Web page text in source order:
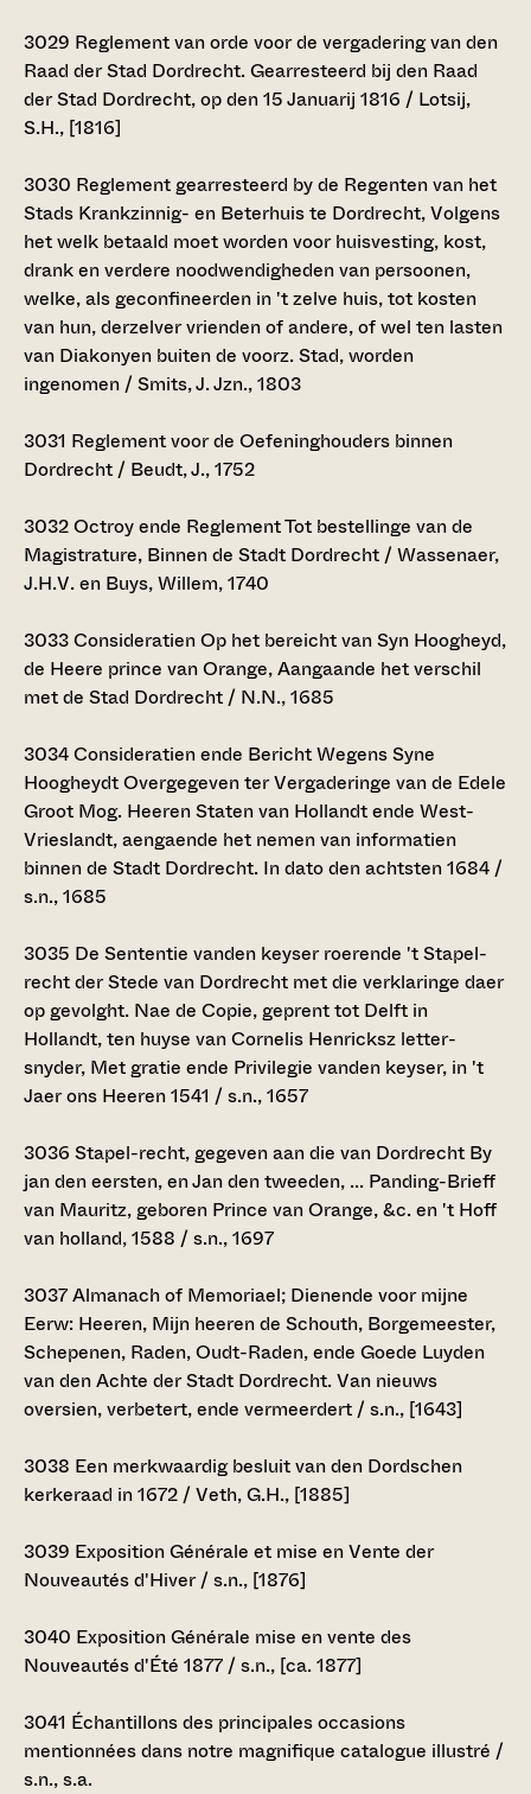
3029 Reglement van orde voor de vergadering van den
Raad der Stad Dordrecht. Gearresteerd bij den Raad
der Stad Dordrecht, op den 15 Januarij 1816 / Lotsij,
S.H., [1816]
3030 Reglement gearresteerd by de Regenten van het
Stads Krankzinnig- en Beterhuis te Dordrecht, Volgens
het welk betaald moet worden voor huisvesting, kost,
drank en verdere noodwendigheden van persoonen,
welke, als geconfineerden in 't zelve huis, tot kosten
van hun, derzelver vrienden of andere, of wel ten lasten
van Diakonyen buiten de voorz. Stad, worden
ingenomen / Smits, J. Jzn., 1803
3031 Reglement voor de Oefeninghouders binnen
Dordrecht / Beudt, J., 1752
3032Octroy ende Reglement Tot bestellinge van de
Magistrature, Binnen de Stadt Dordrecht / Wassenaer,
J.H.V. en Buys, Willem, 1740
3033Consideratien Op het bereicht van Syn Hoogheyd,
de Heere prince van Orange, Aangaande het verschil
met de Stad Dordrecht / N.N., 1685
3034Consideratien ende Bericht Wegens Syne
Hoogheydt Overgegeven ter Vergaderinge van de Edele
Groot Mog. Heeren Staten van Hollandt ende West-
Vrieslandt, aengaende het nemen van informatien
binnen de Stadt Dordrecht. In dato den achtsten 1684 /
s.n., 1685
3035 De Sententie vanden keyser roerende 't Stapel-
recht der Stede van Dordrecht met die verklaringe daer
op gevolght. Nae de Copie, geprent tot Delft in
Hollandt, ten huyse van Cornelis Henricksz letter-
snyder, Met gratie ende Privilegie vanden keyser, in 't
Jaer ons Heeren 1541 / s.n., 1657
3036 Stapel-recht, gegeven aan die van Dordrecht By
jan den eersten, en Jan den tweeden, ... Panding-Brieff
van Mauritz, geboren Prince van Orange, &c. en 't Hoff
van holland, 1588 / s.n., 1697
3037Almanach of Memoriael; Dienende voor mijne
Eerw: Heeren, Mijn heeren de Schouth, Borgemeester,
Schepenen, Raden, Oudt-Raden, ende Goede Luyden
van den Achte der Stadt Dordrecht. Van nieuws
oversien, verbetert, ende vermeerdert / s.n., [1643]
3038 Een merkwaardig besluit van den Dordschen
kerkeraad in 1672 / Veth, G.H., [1885]
3039 Exposition Générale et mise en Vente der
Nouveautés d'Hiver / s.n., [1876]
3040 Exposition Générale mise en vente des
Nouveautés d'Été 1877 / s.n., [ca. 1877]
3041 Échantillons des principales occasions
mentionnées dans notre magnifique catalogue illustré /
s.n., s.a.